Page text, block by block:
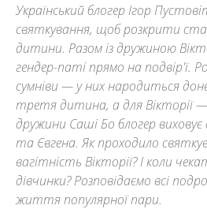
Український блогер Ігор
святкування, щоб розкрити
дитини. Разом із дружиною
гендер-паті прямо на подвір'ї.
сумніви — у них народиться
третя дитина, а для Вікторії
дружини Саші Бо блогер
та Євгена. Як проходило
вагітність Вікторії? І коли
дівчинки? Розповідаємо всі
життя популярної пари.